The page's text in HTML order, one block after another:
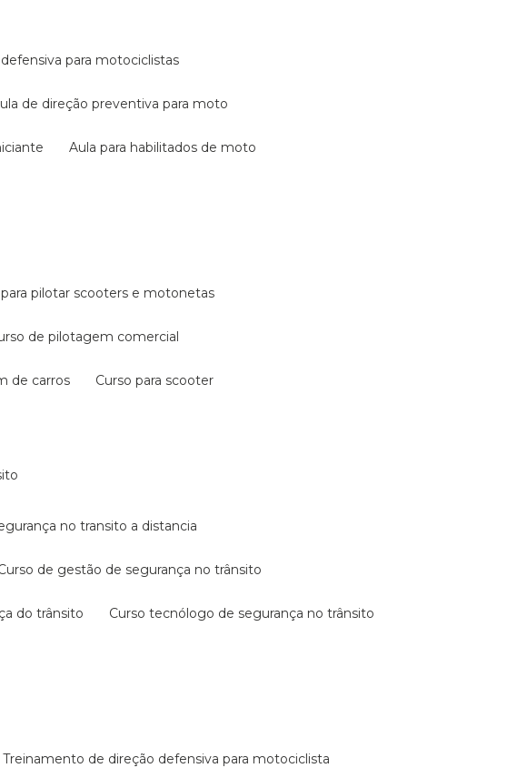
defensiva para motociclistas
aula de direção preventiva para moto
aula para habilitados de moto
para pilotar scooters e motonetas
de pilotagem comercial
de carros curso para scooter
no transito a distancia
curso de gestão de segurança no trânsito
do trânsito curso tecnólogo de segurança no trânsito
treinamento de direção defensiva para motociclista